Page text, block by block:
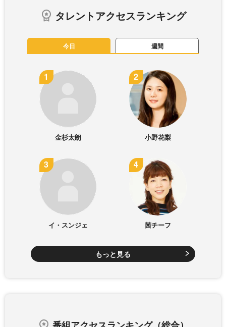
タレントアクセスランキング
今日 週間
金杉太朗 小野花梨
イ・スンジェ 茜チーフ
もっと見る